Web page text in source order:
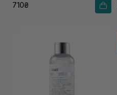
710₴